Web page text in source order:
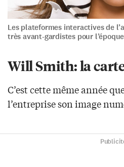
Les plateformes interactives de
très avant-gardistes pour
Will Smith: la
C’est cette même année
l’entreprise son image